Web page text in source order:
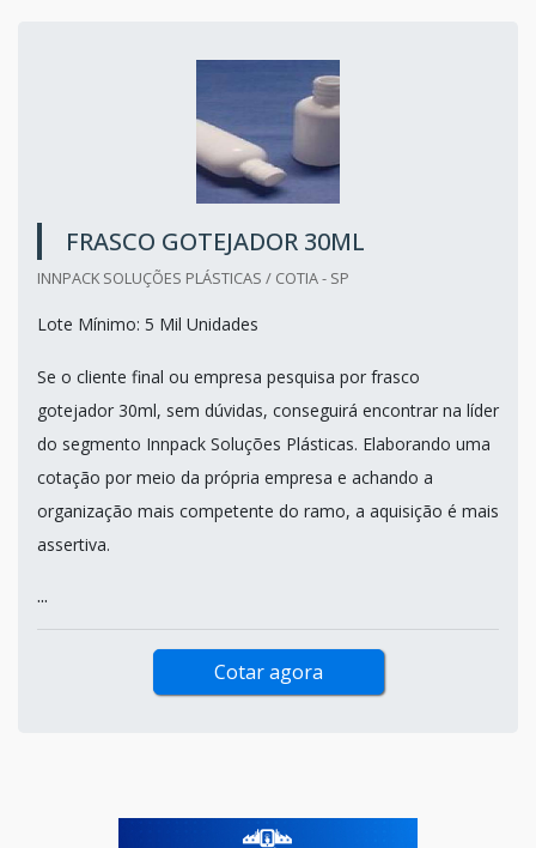
FRASCO GOTEJADOR 30ML
INNPACK SOLUÇÕES PLÁSTICAS / COTIA - SP
Lote Mínimo: 5 Mil Unidades
Se o cliente final ou empresa pesquisa por frasco
gotejador 30ml, sem dúvidas, conseguirá encontrar na líder
do segmento Innpack Soluções Plásticas. Elaborando uma
cotação por meio da própria empresa e achando a
organização mais competente do ramo, a aquisição é mais
assertiva.
...
Cotar agora